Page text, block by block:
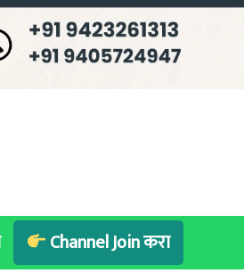
Channel Join करा